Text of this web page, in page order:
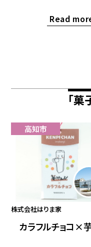
Read
「
高知市
株式会社はりま家
カラフルチョコ×